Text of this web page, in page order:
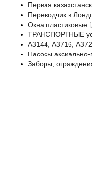
Первая
Переводчик в
Окна пластиковые [
ТРАНСПОРТНЫЕ
А3144, А3716,
Насосы
Заборы,